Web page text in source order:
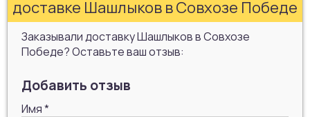
доставке Шашлыков в Совхозе Победе
Заказывали доставку Шашлыков в Совхозе
Победе? Оставьте ваш отзыв:
Добавить отзыв
Имя*